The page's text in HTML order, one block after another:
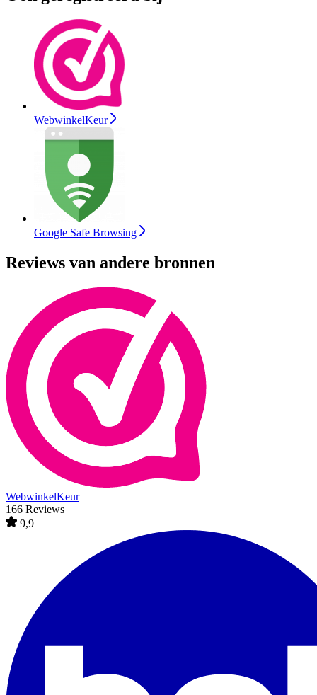
WebwinkelKeur
Google Safe Browsing
Reviews van andere bronnen
WebwinkelKeur
166 Reviews
9,9